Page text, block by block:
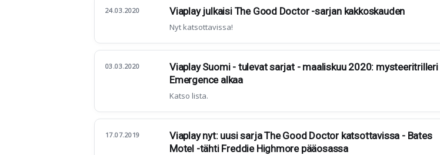
24.03.2020 Viaplay julkaisi The Good Doctor -sarjan kakkoskauden
Nyt katsottavissa!
03.03.2020
Viaplay Suomi - tulevat sarjat - maaliskuu 2020: mysteeritrilleri
Emergence alkaa
Katso lista.
17.07.2019
Viaplay nyt: uusi sarja The Good Doctor katsottavissa - Bates
Motel -tähti Freddie Highmore pääosassa